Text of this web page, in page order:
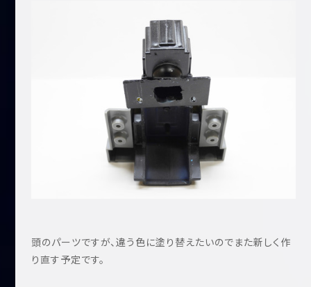
頭のパーツですが、違う色に塗り替えたいのでまた新しく作
り直す予定です。